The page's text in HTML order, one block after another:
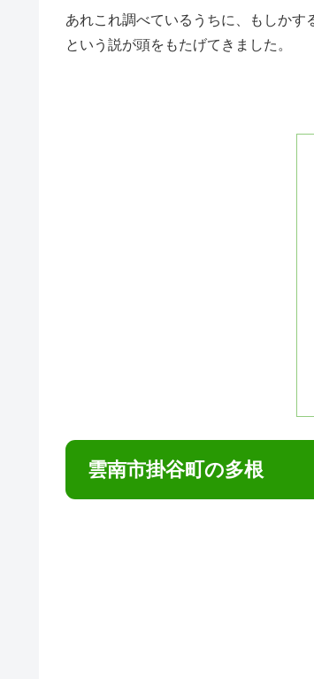
あれこれ調べているうちに、もしかす
という説が頭をもたげてきました。
雲南市掛谷町の多根